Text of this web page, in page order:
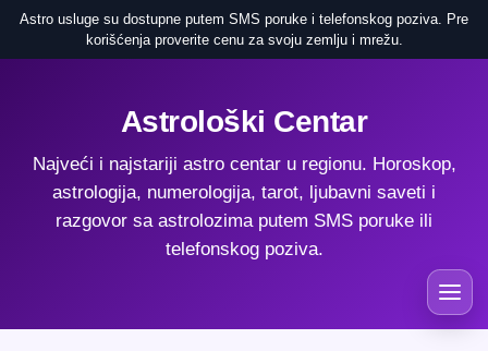
Astro usluge su dostupne putem SMS poruke i telefonskog poziva. Pre
korišćenja proverite cenu za svoju zemlju i mrežu.
Astrološki Centar
Najveći i najstariji astro centar u regionu. Horoskop,
astrologija, numerologija, tarot, ljubavni saveti i
razgovor sa astrolozima putem SMS poruke ili
telefonskog poziva.